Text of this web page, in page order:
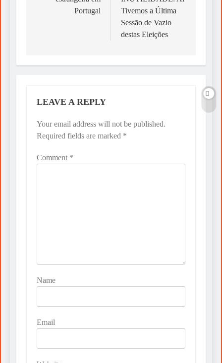
Portugal
Tivemos a Última
Sessão de Vazio
destas Eleições
LEAVE A REPLY
Your email address will not be published.
Required fields are marked *
Comment *
Name
Email